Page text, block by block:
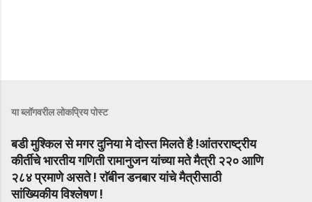
या ब्लॉगवरील लोकप्रिय पोस्ट
बडी मुश्किल से मगर दुनिया मे दोस्त मिलते है !आंतरराष्ट्रीय
कीर्तीचे भारतीय गणिती रामानुजन यांच्या मते मैत्री २२० आणि
२८४ प्रमाणे असते ! राॅबीन डनबार यांचे मैत्रीसाठी
सांख्यिकीय विश्लेषण !